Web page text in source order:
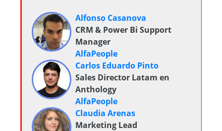
Alfonso Casanova
CRM & Power Bi Support
Manager
AlfaPeople
Carlos Eduardo Pinto
Sales Director Latam en
Anthology
AlfaPeople
Claudia Arenas
Marketing Lead